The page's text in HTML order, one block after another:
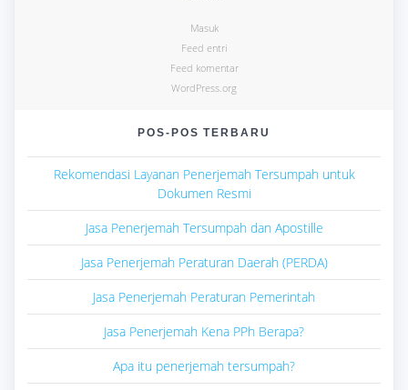
Masuk
Feed entri
Feed komentar
WordPress.org
POS-POS TERBARU
Rekomendasi Layanan Penerjemah Tersumpah untuk
Dokumen Resmi
Jasa Penerjemah Tersumpah dan Apostille
Jasa Penerjemah Peraturan Daerah (PERDA)
Jasa Penerjemah Peraturan Pemerintah
Jasa Penerjemah Kena PPh Berapa?
Apa itu penerjemah tersumpah?